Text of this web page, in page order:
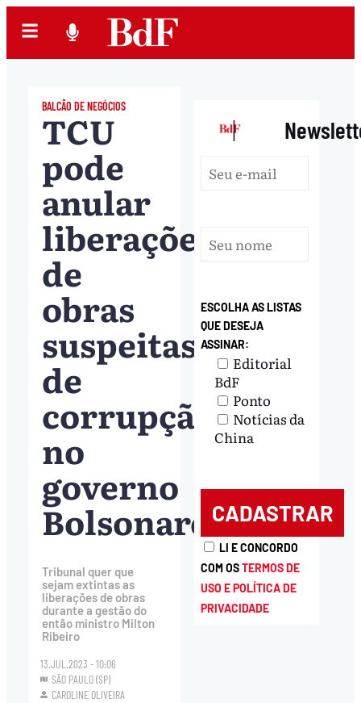
BALCÃO DE NEGÓCIOS
TCU
pode
anular
liberações
de
obras
suspeitas
de
corrupção
no
governo
Bolsonaro
Tribunal quer que
sejam extintas as
liberações de obras
durante a gestão do
então ministro Milton
Ribeiro
13.JUL.2023 - 10:06
SÃO PAULO (SP)
CAROLINE OLIVEIRA
|
ESCOLHA AS LISTAS
QUE DESEJA
ASSINAR:
Editorial
BdF
Ponto
Notícias da
China
LI E CONCORDO
COM OSTERMOS DE
USO E POLÍTICA DE
PRIVACIDADE